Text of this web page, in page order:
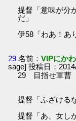
提督「意味が分
だ」
伊58「わあ！あ
29 名前：VIPにか
sage] 投稿日：
29 目指せ軍曹
提督「ふざける
提督「あ、女し